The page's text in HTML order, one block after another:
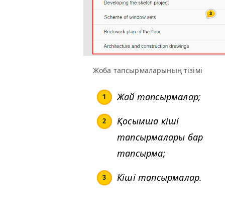
Жоба тапсырмаларының тізімі
Жай тапсырмалар;
Қосымша кіші
тапсырмалары бар
тапсырма;
Кіші тапсырмалар.